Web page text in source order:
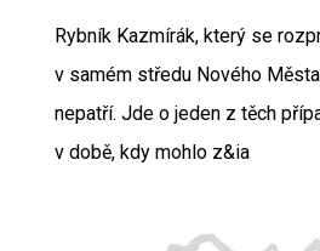
Rybník Kazmírák, který se
v samém středu Nového
nepatří. Jde o jeden z těch
v době, kdy mohlo z&ia